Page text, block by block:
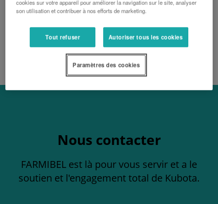
BROCHURE
Nous contacter
FARMIBEL est là pour vous servir et a le
soutien et l'engagement total de Kubota.
cookies sur votre appareil pour améliorer la navigation sur le site, analyser
son utilisation et contribuer à nos efforts de marketing.
Tout refuser Autoriser tous les cookies
Paramètres des cookies